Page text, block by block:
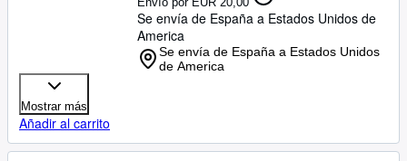
Se envía de España a Estados Unidos de
America
Se envía de España a Estados Unidos
de America
Mostrar más
Añadir al carrito